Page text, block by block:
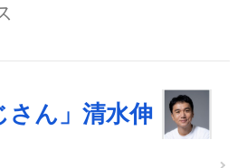
さん」清水伸